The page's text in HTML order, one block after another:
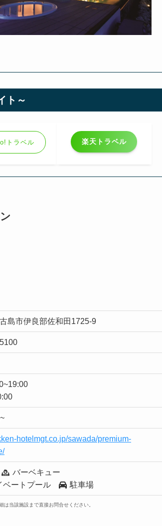
ト～
トラベル 楽天トラベル
島市伊良部佐和田1725-9
hotelmgt.co.jp/sawada/premium-
バーベキュー
ベートプール
駐車場
当該施設まで直接お問合せください。